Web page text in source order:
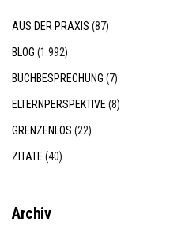
AUS DER PRAXIS (87)
BLOG (1.992)
BUCHBESPRECHUNG (7)
ELTERNPERSPEKTIVE(8)
GRENZENLOS (22)
ZITATE(40)
Archiv